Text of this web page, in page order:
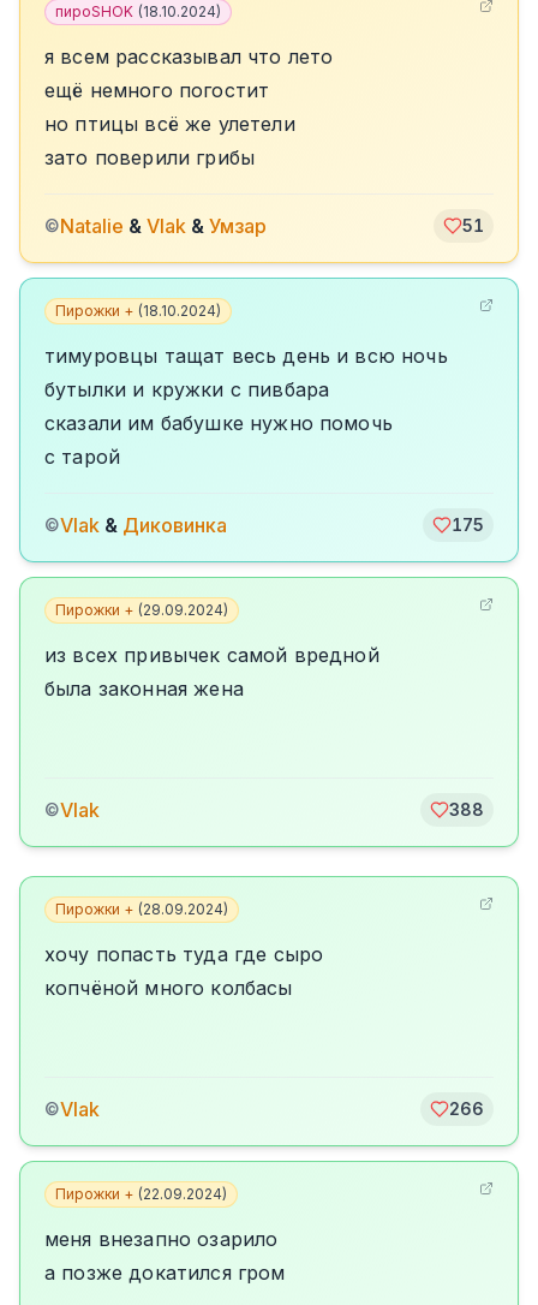
пироSHOK (18.10.2024)
я всем рассказывал что лето
ещё немного погостит
но птицы всё же улетели
зато поверили грибы
©Natalie & Vlak & Умзар 51
Пирожки + (18.10.2024)
тимуровцы тащат весь день и всю ночь
бутылки и кружки с пивбара
сказали им бабушке нужно помочь
с тарой
©Vlak & Диковинка 175
Пирожки + (29.09.2024)
из всех привычек самой вредной
была законная жена
©Vlak 388
Пирожки + (28.09.2024)
хочу попасть туда где сыро
копчёной много колбасы
©Vlak 266
Пирожки + (22.09.2024)
меня внезапно озарило
а позже докатился гром